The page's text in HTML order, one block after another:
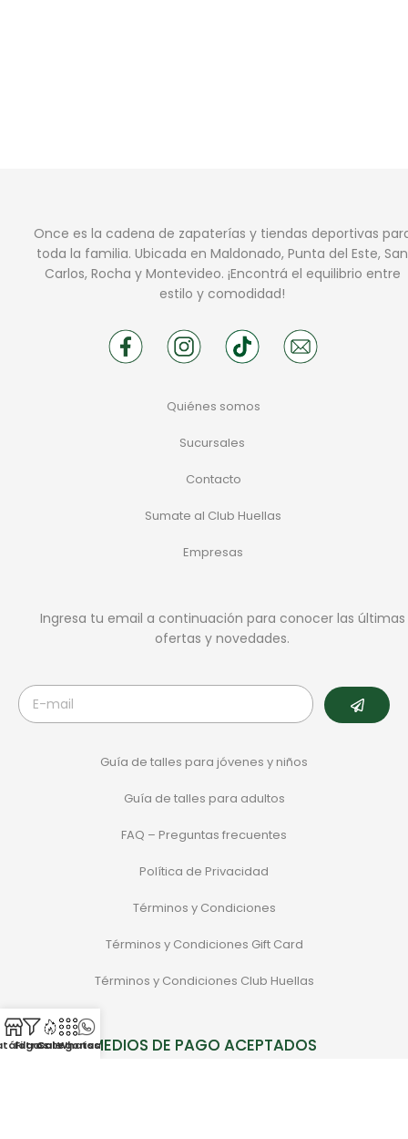
Once es la cadena de zapaterías y tiendas deportivas
toda la familia. Ubicada en Maldonado, Punta del Este, San
Carlos, Rocha y Montevideo. ¡Encontrá el equilibrio entre
estilo y comodidad!
Quiénes somos
Sucursales
Contacto
Sumate al Club Huellas
Empresas
Ingresa tu email a continuación para conocer las últimas
ofertas y novedades.
Guía de talles para jóvenes y niños
Guía de talles para adultos
FAQ – Preguntas frecuentes
Política de Privacidad
Términos y Condiciones
Términos y Condiciones Gift Card
Términos y Condiciones Club Huellas
MEDIOS DE PAGO ACEPTADOS
FiltrosSale
Categorias
Whatsapp